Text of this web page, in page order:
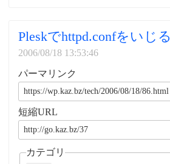
Pleskでhttpd.confをいじる
2006/08/18 13:53:46
パーマリンク
短縮URL
カテゴリ